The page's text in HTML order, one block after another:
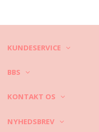
KUNDESERVICE
BBS
KONTAKT OS
NYHEDSBREV